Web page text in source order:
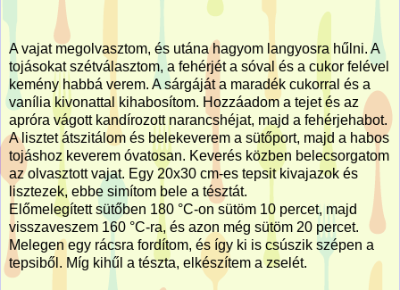
A vajat megolvasztom, és utána hagyom langyosra hűlni. A
tojásokat szétválasztom, a fehérjét a sóval és a cukor felével
kemény habbá verem. A sárgáját a maradék cukorral és a
vanília kivonattal kihabosítom. Hozzáadom a tejet és az
apróra vágott kandírozott narancshéjat, majd a fehérjehabot.
A lisztet átszitálom és belekeverem a sütőport, majd a habos
tojáshoz keverem óvatosan. Keverés közben belecsorgatom
az olvasztott vajat. Egy 20x30 cm-es tepsit kivajazok és
lisztezek, ebbe simítom bele a tésztát.
Előmelegített sütőben 180 °C-on sütöm 10 percet, majd
visszaveszem 160 °C-ra, és azon még sütöm 20 percet.
Melegen egy rácsra fordítom, és így ki is csúszik szépen a
tepsiből. Míg kihűl a tészta, elkészítem a zselét.